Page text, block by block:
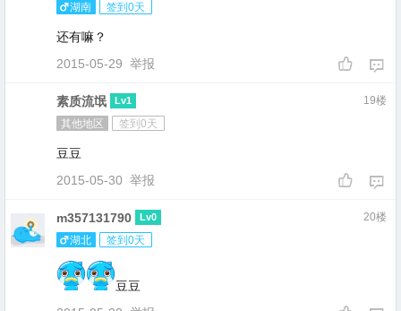
湖南 签到0天
还有嘛？
2015-05-29 举报
素质流氓 Lv1
其他地区 签到0天
豆豆
19楼
2015-05-30 举报
m357131790 Lv0
湖北 签到0天
豆豆
20楼